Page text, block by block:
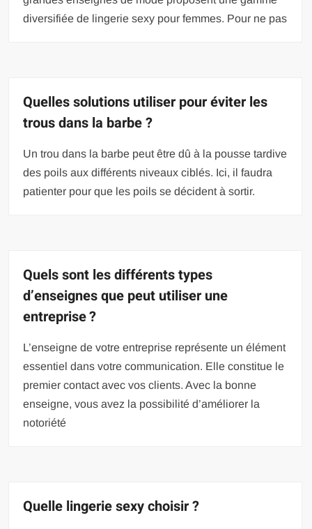
diversifiée de lingerie sexy pour femmes. Pour ne pas
Quelles solutions utiliser pour éviter les
trous dans la barbe ?
Un trou dans la barbe peut être dû à la pousse tardive
des poils aux différents niveaux ciblés. Ici, il faudra
patienter pour que les poils se décident à sortir.
Quels sont les différents types
d’enseignes que peut utiliser une
entreprise ?
L’enseigne de votre entreprise représente un élément
essentiel dans votre communication. Elle constitue le
premier contact avec vos clients. Avec la bonne
enseigne, vous avez la possibilité d’améliorer la
notoriété
Quelle lingerie sexy choisir ?